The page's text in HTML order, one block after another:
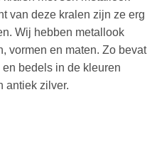
van deze kralen zijn ze erg
Wij hebben metallook
vormen en maten. Zo bevat
bedels in de kleuren
antiek zilver.